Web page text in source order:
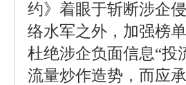
约》着眼于斩断涉企
络水军之外，加强榜
杜绝涉企负面信息“投
流量炒作造势，而应